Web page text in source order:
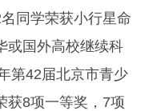
同学荣获小行星命
或国外高校继续科
第42届北京市青少
获8项一等奖，7项